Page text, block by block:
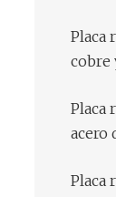
Placa
cobre
Placa
acero
Placa